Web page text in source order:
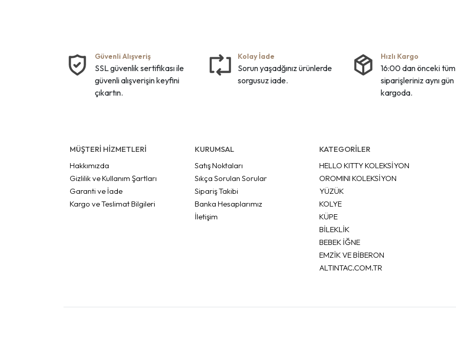
Güvenli Alışveriş
SSL güvenlik sertifikası ile
güvenli alışverişin keyfini
çıkartın.
Kolay İade
Sorun yaşadğınız ürünlerde
sorgusuz iade.
Hızlı Kargo
16:00 dan önceki tüm
siparişleriniz aynı gün
kargoda.
MÜŞTERİ HİZMETLERİ
Hakkımızda
Gizlilik ve Kullanım Şartları
Garanti ve İade
Kargo ve Teslimat Bilgileri
KURUMSAL
Satış Noktaları
Sıkça Sorulan Sorular
Sipariş Takibi
Banka Hesaplarımız
İletişim
KATEGORİLER
HELLO KITTY KOLEKSİYON
OROMINI KOLEKSİYON
YÜZÜK
KOLYE
KÜPE
BİLEKLİK
BEBEK İĞNE
EMZİK VE BİBERON
ALTINTAC.COM.TR